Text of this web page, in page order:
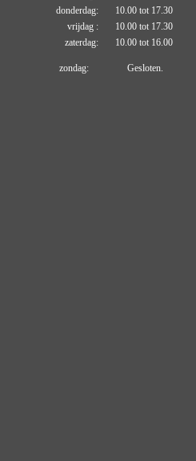
donderdag: 10.00 tot 17.30
vrijdag : 10.00 tot 17.30
zaterdag: 10.00 tot 16.00
zondag: Gesloten.